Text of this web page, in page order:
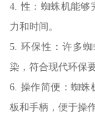
4. 性：蜘蛛机能够
力和时间。
5. 环保性：许多
染，符合现代环保要
6. 操作简便：蜘蛛
板和手柄，便于操